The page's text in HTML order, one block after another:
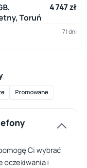
Toruń
4 747 zł
71 dni
Promowane
Ci wybrać
oczekiwania i